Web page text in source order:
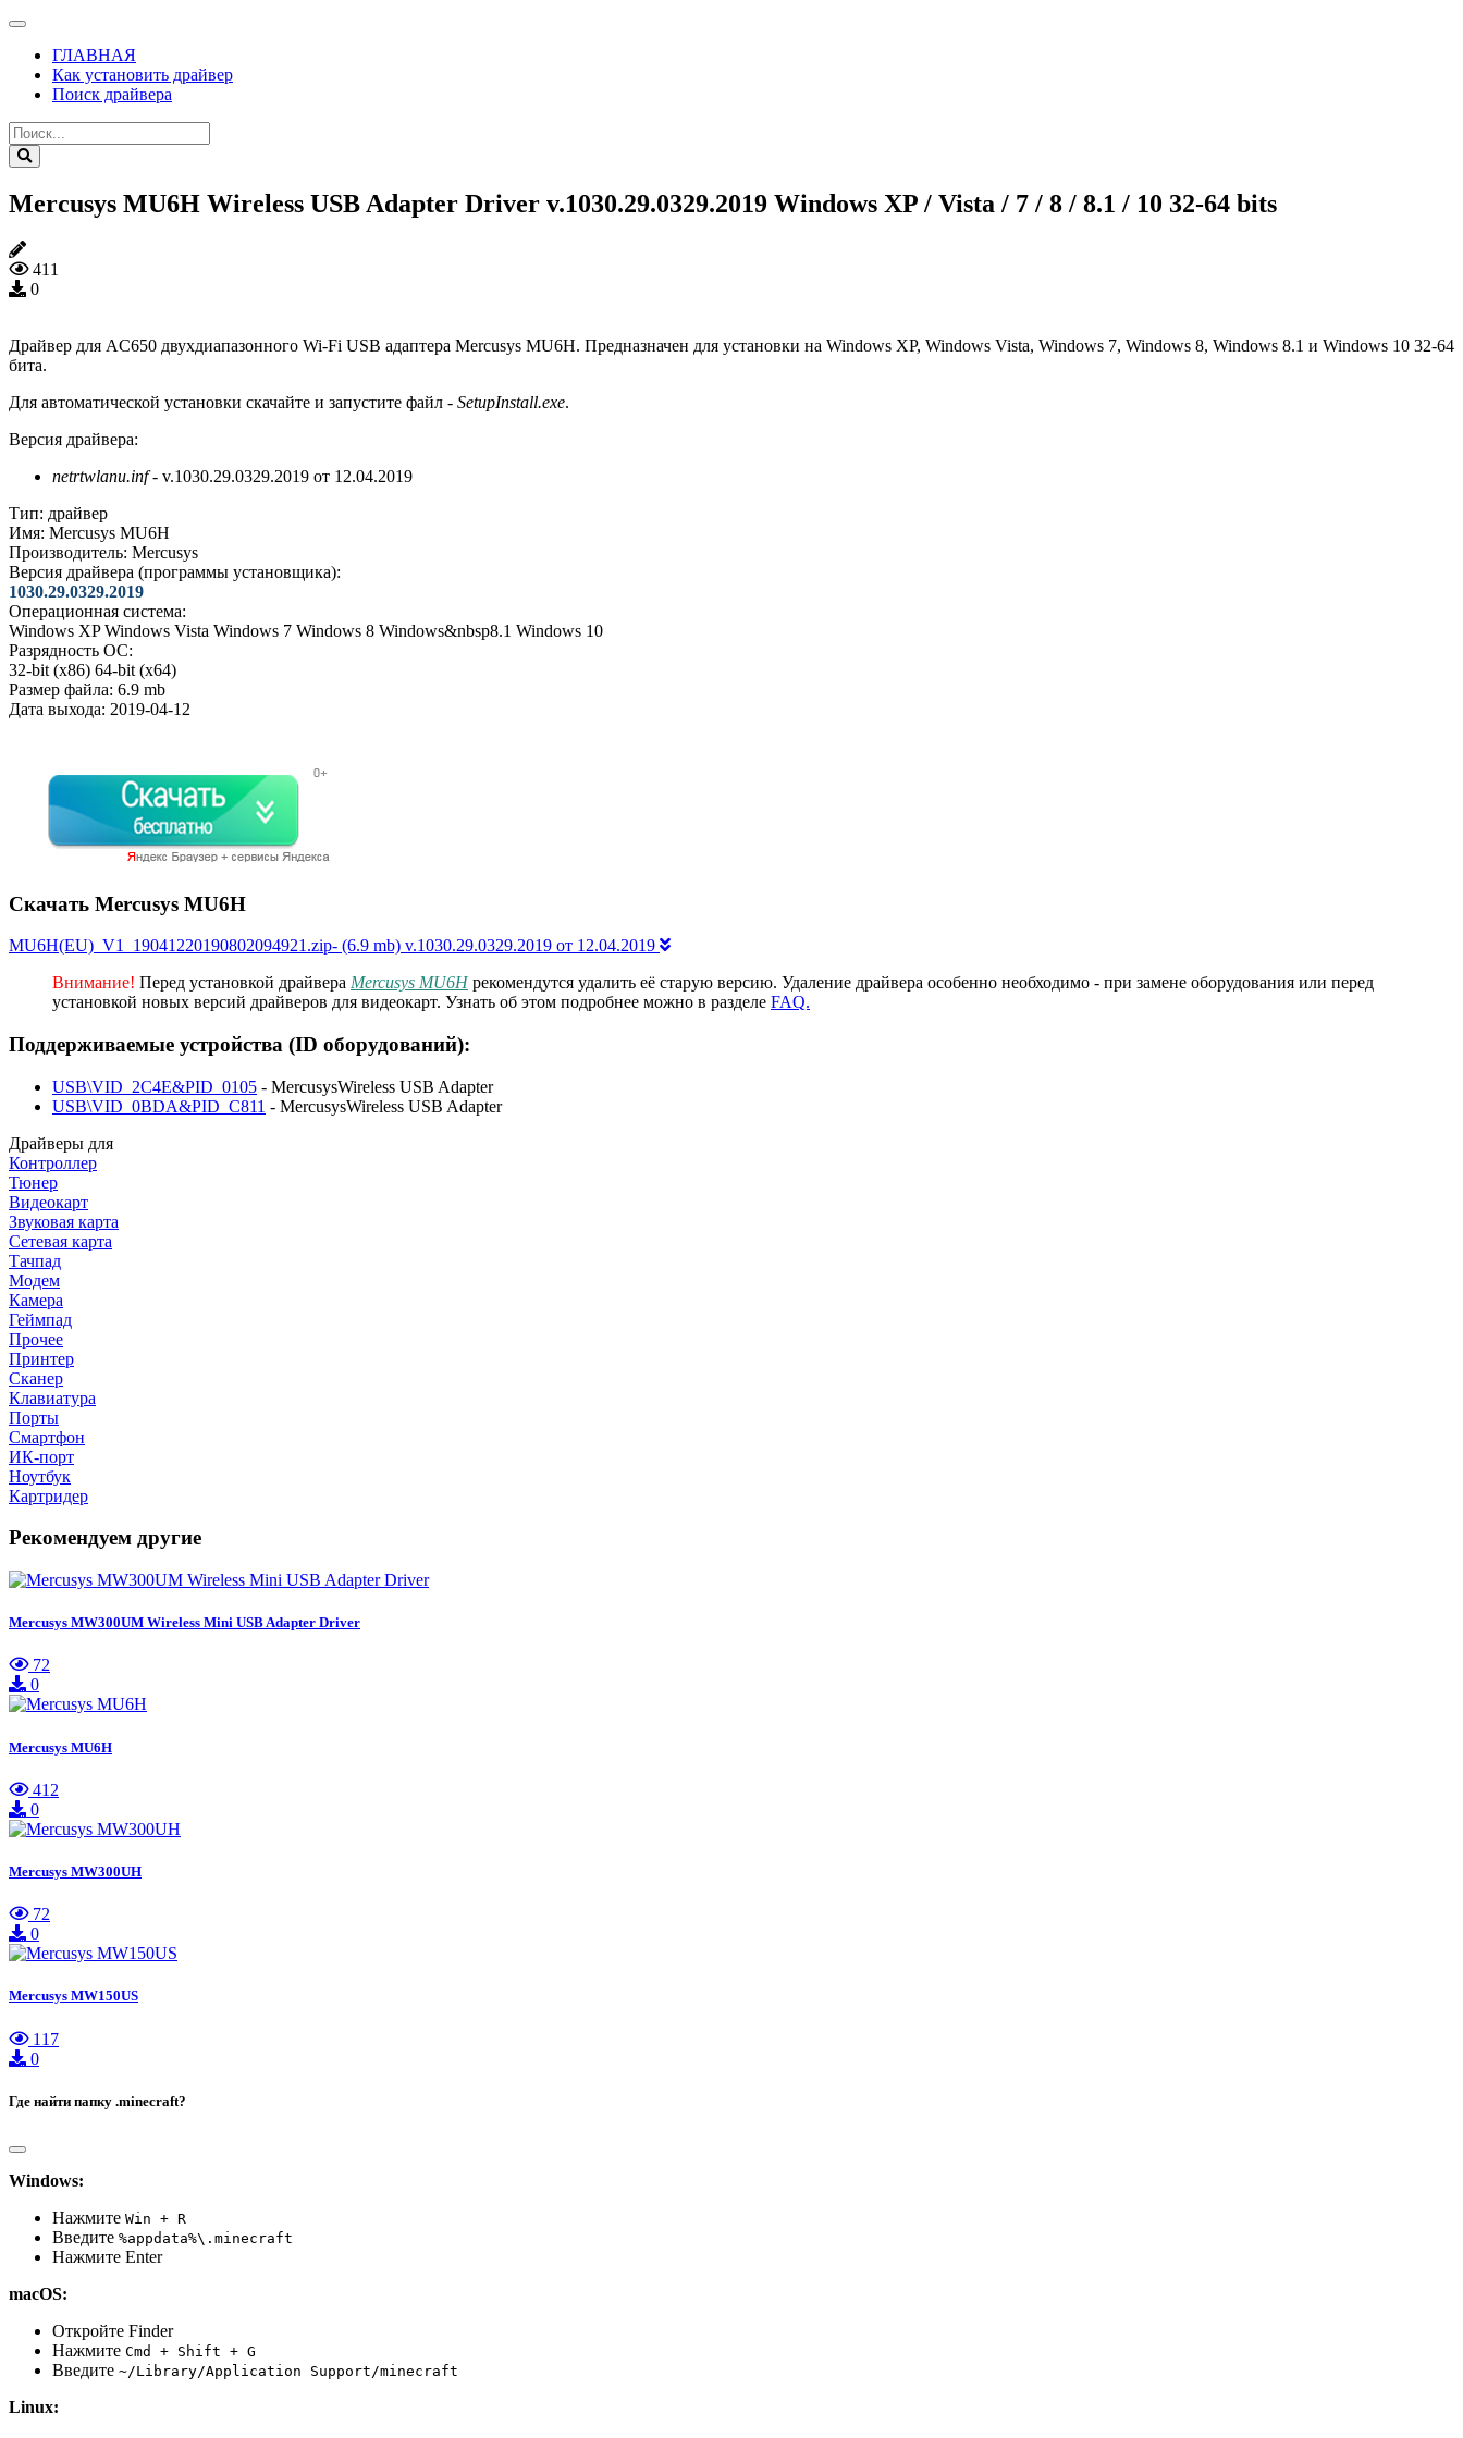
ГЛАВНАЯ
Как установить драйвер
Поиск драйвера
Mercusys MU6H Wireless USB Adapter Driver v.1030.29.0329.2019 Windows XP / Vista / 7 / 8 / 8.1 / 10 32-64 bits
411
0
Драйвер для AC650 двухдиапазонного Wi-Fi USB адаптера Mercusys MU6H. Предназначен для установки на Windows XP, Windows Vista, Windows 7, Windows 8, Windows 8.1 и Windows 10 32-64
бита.
Для автоматической установки скачайте и запустите файл - SetupInstall.exe.
Версия драйвера:
netrtwlanu.inf- v.1030.29.0329.2019 от 12.04.2019
Тип: драйвер
Имя: Mercusys MU6H
Производитель: Mercusys
Версия драйвера (программы установщика):
1030.29.0329.2019
Операционная система:
Windows XP Windows Vista Windows 7 Windows 8 Windows&nbsp8.1 Windows 10
Разрядность ОС:
32-bit (x86) 64-bit (x64)
Размер файла: 6.9 mb
Дата выхода: 2019-04-12
Скачать Mercusys MU6H
MU6H(EU)_V1_19041220190802094921.zip- (6.9 mb) v.1030.29.0329.2019 от 12.04.2019
Внимание! Перед установкой драйвера Mercusys MU6Hрекомендутся удалить её старую версию. Удаление драйвера особенно необходимо - при замене оборудования или перед
установкой новых версий драйверов для видеокарт. Узнать об этом подробнее можно в разделе FAQ.
Поддерживаемые устройства (ID оборудований):
USB\VID_2C4E&PID_0105 - MercusysWireless USB Adapter
USB\VID_0BDA&PID_C811 - MercusysWireless USB Adapter
Драйверы для
Контроллер
Тюнер
Видеокарт
Звуковая карта
Сетевая карта
Тачпад
Модем
Камера
Геймпад
Прочее
Принтер
Сканер
Клавиатура
Порты
Смартфон
ИК-порт
Ноутбук
Картридер
Рекомендуем другие
Mercusys MW300UM Wireless Mini USB Adapter Driver
72
0
Mercusys MU6H
412
0
Mercusys MW300UH
72
0
Mercusys MW150US
117
0
Где найти папку .minecraft?
Windows:
Нажмите Win + R
Введите %appdata%\.minecraft
Нажмите Enter
macOS:
Откройте Finder
Нажмите Cmd + Shift + G
Введите ~/Library/Application Support/minecraft
Linux: